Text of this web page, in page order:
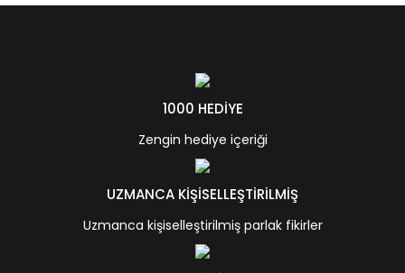
1000 HEDİYE
Zengin hediye içeriği
UZMANCA KİŞİSELLEŞTİRİLMİŞ
Uzmanca kişiselleştirilmiş parlak fikirler